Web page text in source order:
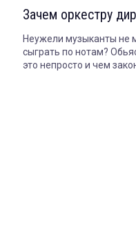
Зачем оркестру
Неужели музыканты не
сыграть по нотам?
это непросто и чем